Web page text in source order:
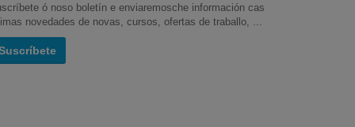
ó noso boletín e enviaremosche información cas
novedades de novas, cursos, ofertas de traballo, ...